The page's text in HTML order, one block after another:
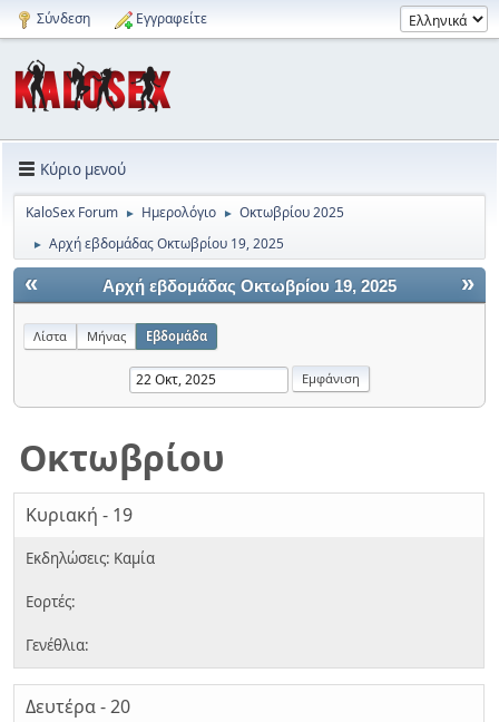
Σύνδεση Εγγραφείτε
Κύριο μενού
KaloSex Forum ► Ημερολόγιο ► Οκτωβρίου 2025
► Αρχή εβδομάδας Οκτωβρίου 19, 2025
« »
Αρχή εβδομάδας Οκτωβρίου 19, 2025
Λίστα Μήνας Εβδομάδα
Οκτωβρίου
Κυριακή - 19
Δευτέρα - 20